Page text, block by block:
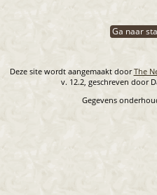
Ga naar
Deze site wordt aangemaakt doorThe
v. 12.2, geschreven door
Gegevens